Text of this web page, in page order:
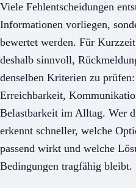
Viele Fehlentscheidungen
Informationen vorliegen,
bewertet werden. Für
deshalb sinnvoll,
denselben Kriterien zu
Erreichbarkeit,
Belastbarkeit im Alltag. Wer
erkennt schneller, welche
passend wirkt und welche
Bedingungen tragfähig bleibt.